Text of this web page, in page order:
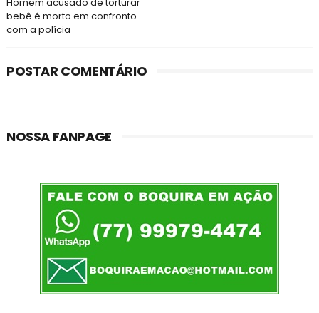
bebê é morto em confronto
com a polícia
POSTAR COMENTÁRIO
NOSSA FANPAGE